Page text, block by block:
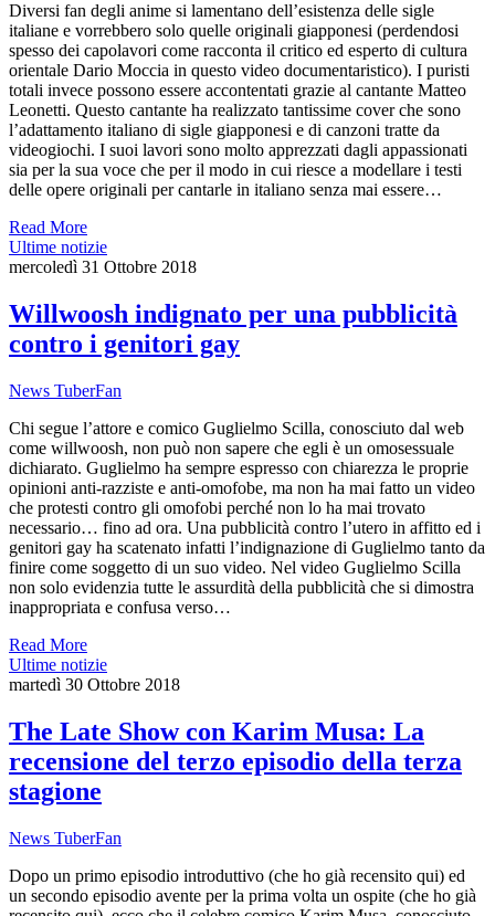
Diversi fan degli anime si lamentano dell’esistenza delle sigle
italiane e vorrebbero solo quelle originali giapponesi (perdendosi
spesso dei capolavori come racconta il critico ed esperto di cultura
orientale Dario Moccia in questo video documentaristico). I puristi
totali invece possono essere accontentati grazie al cantante Matteo
Leonetti. Questo cantante ha realizzato tantissime cover che sono
l’adattamento italiano di sigle giapponesi e di canzoni tratte da
videogiochi. I suoi lavori sono molto apprezzati dagli appassionati
sia per la sua voce che per il modo in cui riesce a modellare i testi
delle opere originali per cantarle in italiano senza mai essere…
Read More
Ultime notizie
mercoledì 31 Ottobre 2018
Willwoosh indignato per una pubblicità
contro i genitori gay
News TuberFan
Chi segue l’attore e comico Guglielmo Scilla, conosciuto dal web
come willwoosh, non può non sapere che egli è un omosessuale
dichiarato. Guglielmo ha sempre espresso con chiarezza le proprie
opinioni anti-razziste e anti-omofobe, ma non ha mai fatto un video
che protesti contro gli omofobi perché non lo ha mai trovato
necessario… fino ad ora. Una pubblicità contro l’utero in affitto ed i
genitori gay ha scatenato infatti l’indignazione di Guglielmo tanto da
finire come soggetto di un suo video. Nel video Guglielmo Scilla
non solo evidenzia tutte le assurdità della pubblicità che si dimostra
inappropriata e confusa verso…
Read More
Ultime notizie
martedì 30 Ottobre 2018
The Late Show con Karim Musa: La
recensione del terzo episodio della terza
stagione
News TuberFan
Dopo un primo episodio introduttivo (che ho già recensito qui) ed
un secondo episodio avente per la prima volta un ospite (che ho già